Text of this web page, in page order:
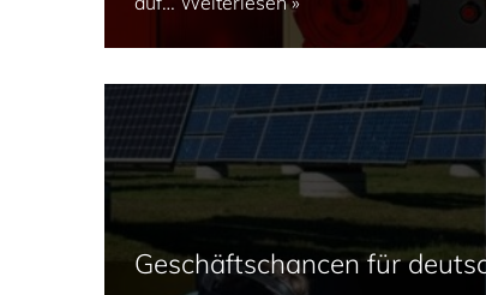
Geschäftschancen für